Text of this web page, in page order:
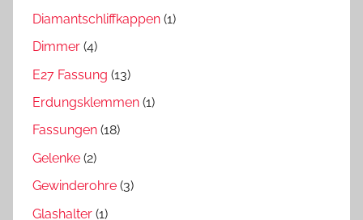
Diamantschliffkappen (1)
Dimmer (4)
E27 Fassung (13)
Erdungsklemmen (1)
Fassungen (18)
Gelenke (2)
Gewinderohre (3)
Glashalter (1)